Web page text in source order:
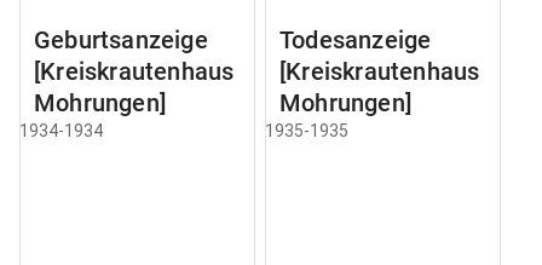
Geburtsanzeige
[Kreiskrautenhaus
Mohrungen]
1934-1934
Todesanzeige
[Kreiskrautenhaus
Mohrungen]
1935-1935